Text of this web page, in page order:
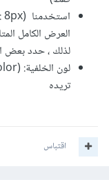
العرض الكامل
لذلك ، حدد بعض
تريده
اقتباس